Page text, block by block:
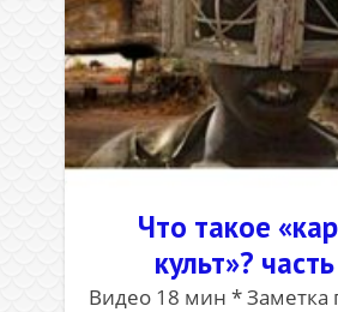
Что такое
культ»?
Видео 18 мин * Заметка